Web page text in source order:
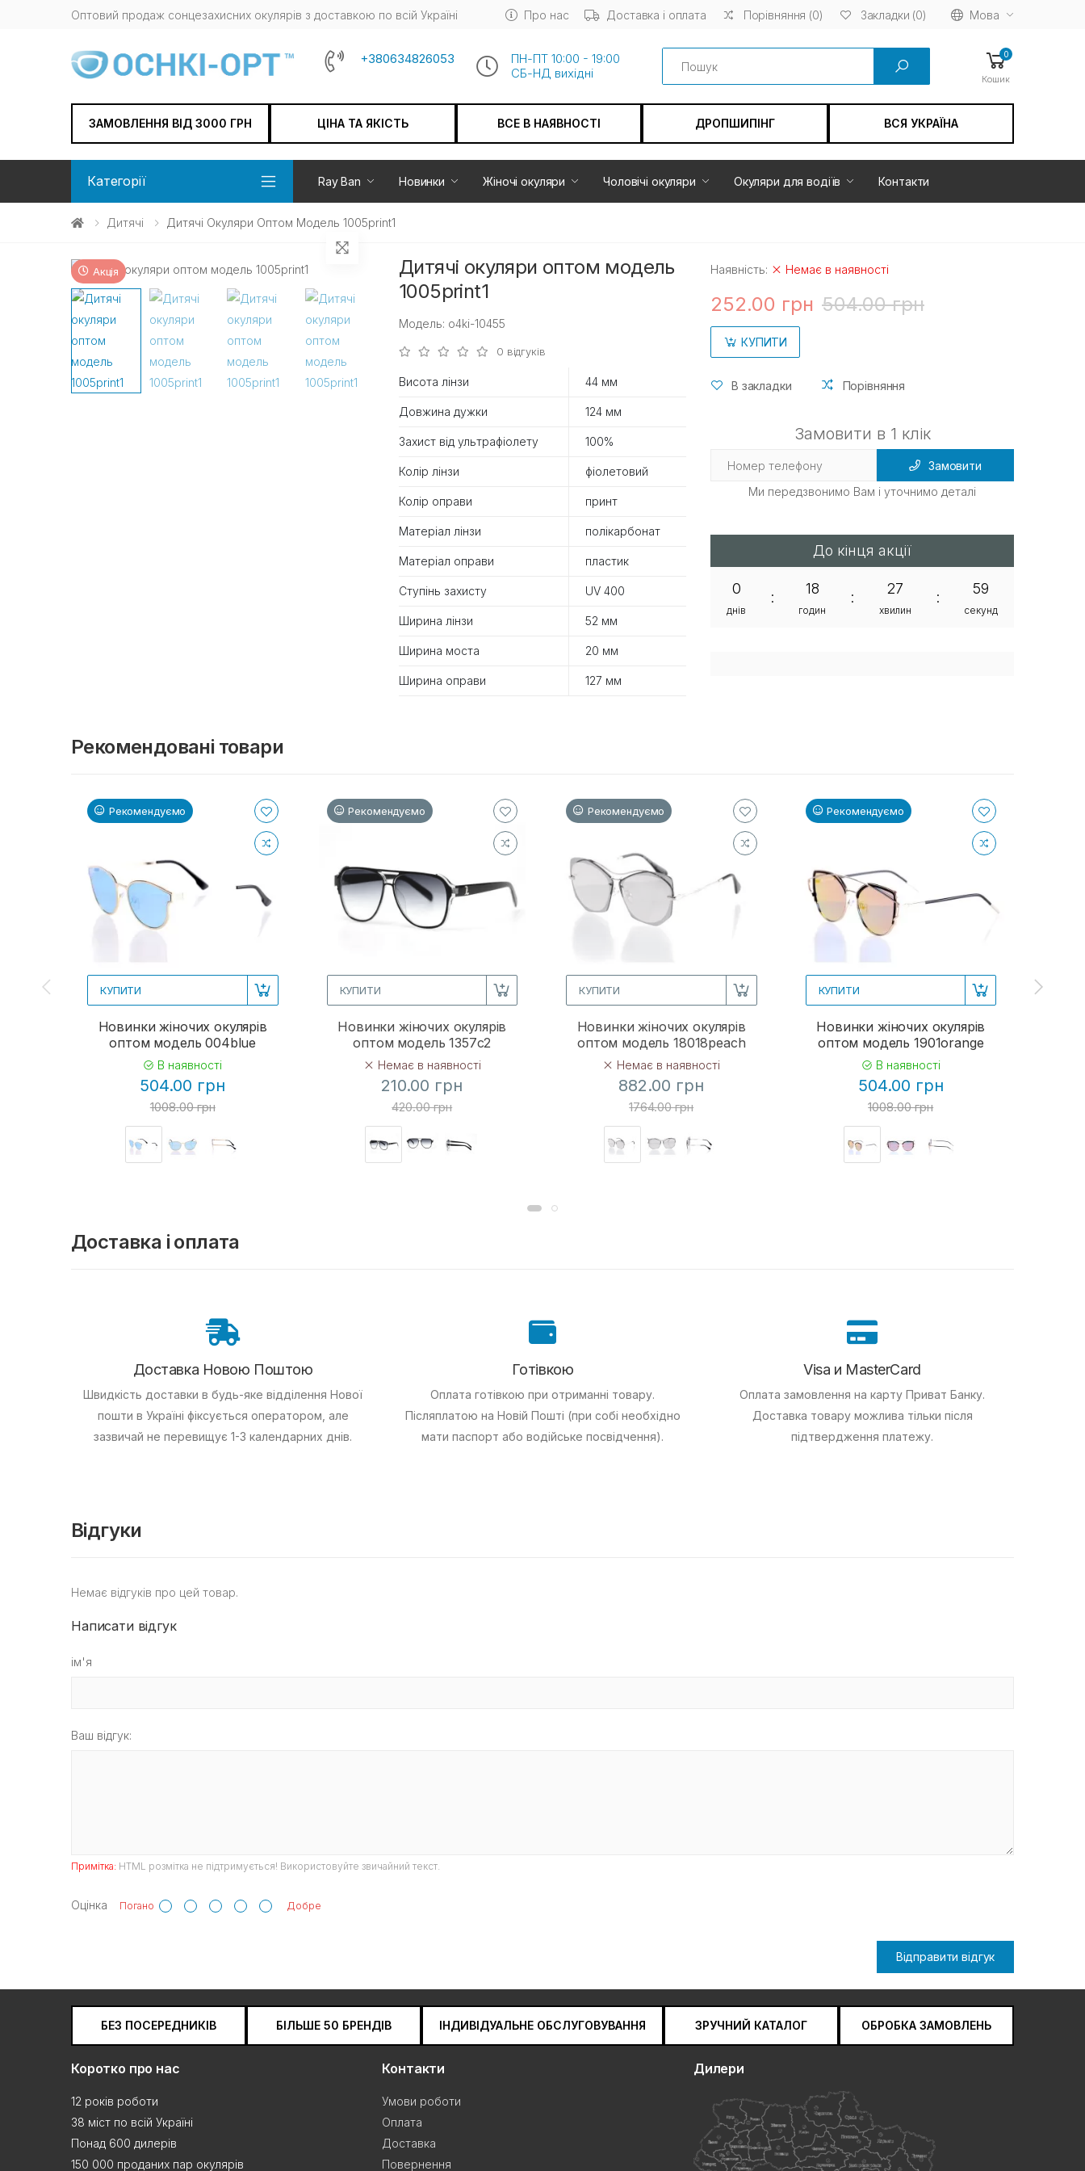
Оптовий продаж сонцезахисних окулярів з доставкою по всій Україні Про нас Доставка і оплата Порівняння (0) Закладки (0) Мова
+380634826053
ПН-ПТ 10:00 - 19:00
СБ-НД вихiдні
Search 0
Кошик
ЗАМОВЛЕННЯ ВІД 3000 ГРН ЦІНА ТА ЯКІСТЬ ВСЕ В НАЯВНОСТІ ДРОПШИПІНГ ВСЯ УКРАЇНА
Категорії Ray Ban Новинки Жіночі окуляри Чоловічі окуляри Окуляри для водіїв Контакти
Дитячі Дитячі Окуляри Оптом Модель 1005print1
Акція
Дитячі окуляри оптом модель
1005print1
Модель: o4ki-10455
0 відгуків
Висота лінзи 44 мм
Довжина дужки 124 мм
Захист від ультрафіолету 100%
Колір лінзи фіолетовий
Колір оправи принт
Матеріал лінзи полікарбонат
Матеріал оправи пластик
Ступінь захисту UV 400
Ширина лінзи 52 мм
Ширина моста 20 мм
Ширина оправи 127 мм
Наявність: Немає в наявності
252.00 грн 504.00 грн
КУПИТИ
В закладки Порівняння
Замовити в 1 клік
Замовити
Ми передзвонимо Вам і уточнимо деталі
До кінця акції
0
днів
:
18
годин
:
27
хвилин
:
58
секунд
Рекомендовані товари
Рекомендуємо
КУПИТИ
Новинки жіночих окулярів
оптом модель 004blue
В наявності
504.00 грн
1008.00 грн
Рекомендуємо
КУПИТИ
Новинки жіночих окулярів
оптом модель 1357c2
Немає в наявності
210.00 грн
420.00 грн
Рекомендуємо
КУПИТИ
Новинки жіночих окулярів
оптом модель 18018peach
Немає в наявності
882.00 грн
1764.00 грн
Рекомендуємо
КУПИТИ
Новинки жіночих окулярів
оптом модель 1901orange
В наявності
504.00 грн
1008.00 грн
Доставка і оплата
Доставка Новою Поштою
Швидкість доставки в будь-яке відділення Нової
пошти в Україні фіксується оператором, але
зазвичай не перевищує 1-3 календарних днів.
Готівкою
Оплата готівкою при отриманні товару.
Післяплатою на Новій Пошті (при собі необхідно
мати паспорт або водійське посвідчення).
Visa и MasterCard
Оплата замовлення на карту Приват Банку.
Доставка товару можлива тільки після
підтвердження платежу.
Відгуки
Немає відгуків про цей товар.
Написати відгук
ім'я
Ваш відгук:
Примітка: HTML розмітка не підтримується! Використовуйте звичайний текст.
Оцінка Погано Добре
Відправити відгук
БЕЗ ПОСЕРЕДНИКІВ БІЛЬШЕ 50 БРЕНДІВ ІНДИВІДУАЛЬНЕ ОБСЛУГОВУВАННЯ ЗРУЧНИЙ КАТАЛОГ ОБРОБКА ЗАМОВЛЕНЬ
Коротко про нас
12 років роботи
38 міст по всій Україні
Понад 600 дилерів
150 000 проданих пар окулярів
Контакти
Умови роботи
Оплата
Доставка
Повернення
Дилери